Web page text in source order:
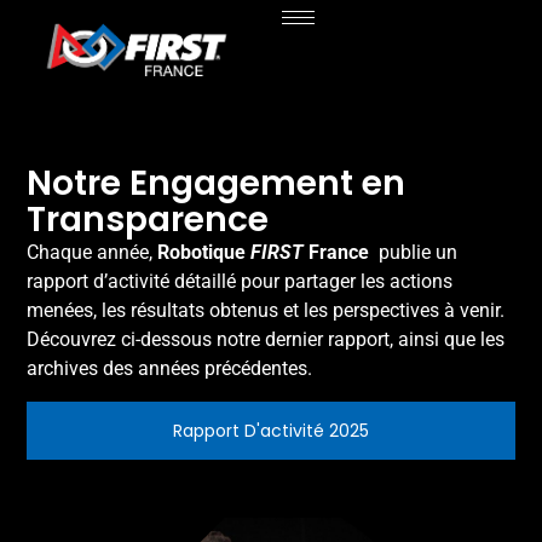
Notre Engagement en
Transparence
Chaque année, RobotiqueFIRSTFrance publie un
rapport d’activité détaillé pour partager les actions
menées, les résultats obtenus et les perspectives à venir.
Découvrez ci-dessous notre dernier rapport, ainsi que les
archives des années précédentes.
Rapport D'activité 2025